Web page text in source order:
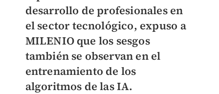
desarrollo de profesionales en
el sector tecnológico, expuso a
MILENIO que los sesgos
también se observan en el
entrenamiento de los
algoritmos de las IA.